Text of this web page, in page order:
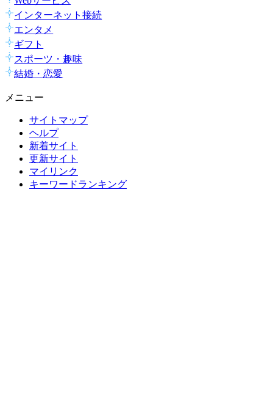
インターネット接続
エンタメ
ギフト
スポーツ・趣味
結婚・恋愛
メニュー
サイトマップ
ヘルプ
新着サイト
更新サイト
マイリンク
キーワードランキング